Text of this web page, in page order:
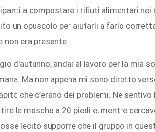
a compostare i rifiuti alimentari
un opuscolo per aiutarli a farlo
non era presente.
d'autunno, andai al lavoro per la mia
Ma non appena mi sono diretto
che c’erano dei problemi. Ne
le mosche a 20 piedi e, mentre
lecito supporre che il gruppo in